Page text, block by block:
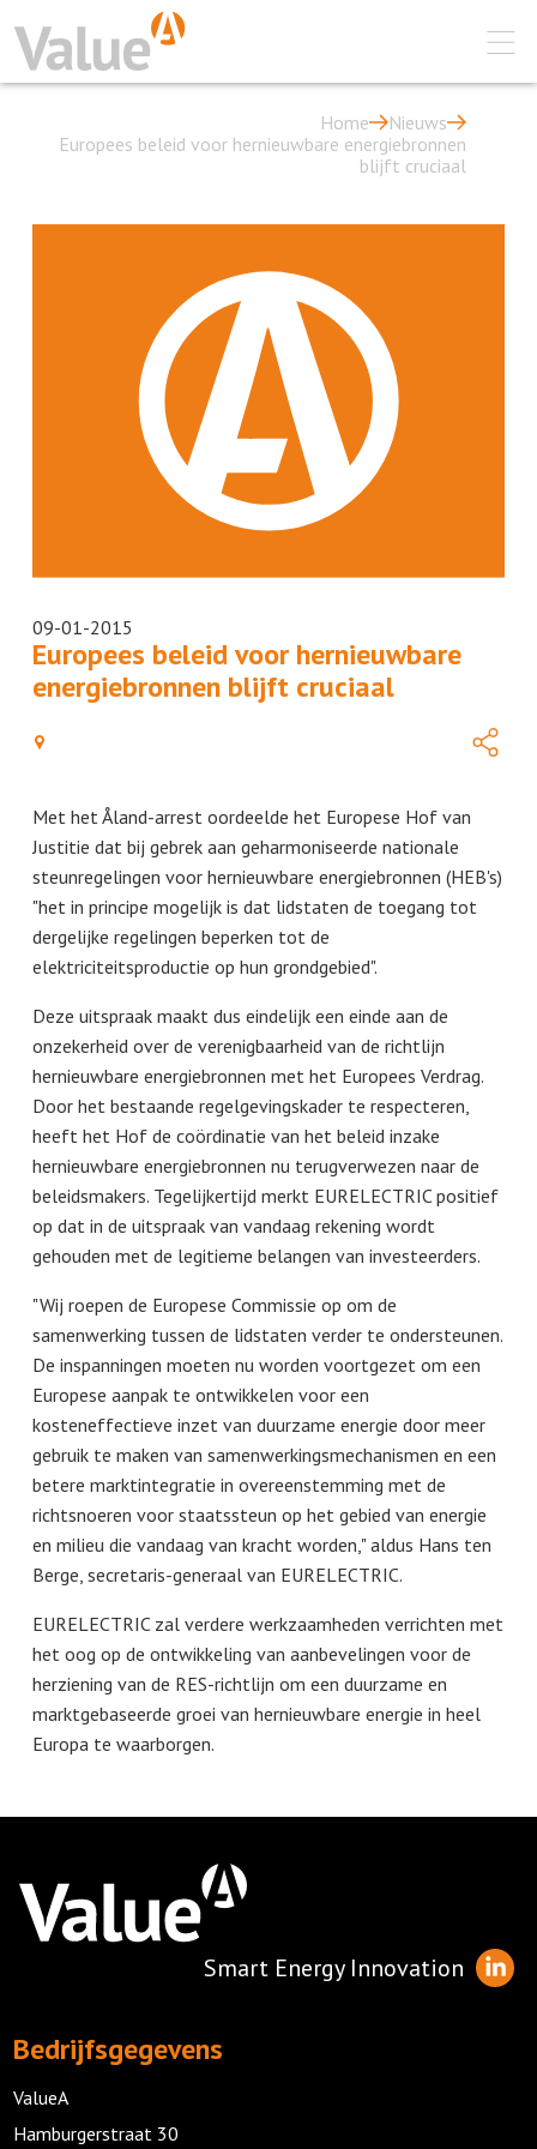
Home
Nieuws
Europees beleid voor hernieuwbare energiebronnen
blijft cruciaal
09-01-2015
Europees beleid voor hernieuwbare
energiebronnen blijft cruciaal
Met het Åland-arrest oordeelde het Europese Hof van
Justitie dat bij gebrek aan geharmoniseerde nationale
steunregelingen voor hernieuwbare energiebronnen (HEB's)
"het in principe mogelijk is dat lidstaten de toegang tot
dergelijke regelingen beperken tot de
elektriciteitsproductie op hun grondgebied".
Deze uitspraak maakt dus eindelijk een einde aan de
onzekerheid over de verenigbaarheid van de richtlijn
hernieuwbare energiebronnen met het Europees Verdrag.
Door het bestaande regelgevingskader te respecteren,
heeft het Hof de coördinatie van het beleid inzake
hernieuwbare energiebronnen nu terugverwezen naar de
beleidsmakers. Tegelijkertijd merkt EURELECTRIC positief
op dat in de uitspraak van vandaag rekening wordt
gehouden met de legitieme belangen van investeerders.
"Wij roepen de Europese Commissie op om de
samenwerking tussen de lidstaten verder te ondersteunen.
De inspanningen moeten nu worden voortgezet om een
Europese aanpak te ontwikkelen voor een
kosteneffectieve inzet van duurzame energie door meer
gebruik te maken van samenwerkingsmechanismen en een
betere marktintegratie in overeenstemming met de
richtsnoeren voor staatssteun op het gebied van energie
en milieu die vandaag van kracht worden," aldus Hans ten
Berge, secretaris-generaal van EURELECTRIC.
EURELECTRIC zal verdere werkzaamheden verrichten met
het oog op de ontwikkeling van aanbevelingen voor de
herziening van de RES-richtlijn om een duurzame en
marktgebaseerde groei van hernieuwbare energie in heel
Europa te waarborgen.
Smart Energy Innovation
Bedrijfsgegevens
ValueA
Hamburgerstraat 30